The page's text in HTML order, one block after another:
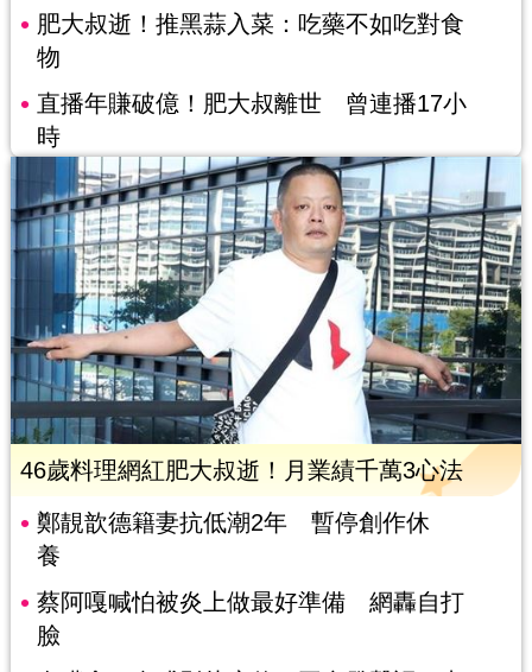
肥大叔逝！推黑蒜入菜：吃藥不如吃對食
物
直播年賺破億！肥大叔離世 曾連播17小
時
46歲料理網紅肥大叔逝！月業績千萬3心法
鄭靚歆德籍妻抗低潮2年 暫停創作休
養
蔡阿嘎喊怕被炎上做最好準備 網轟自打
臉